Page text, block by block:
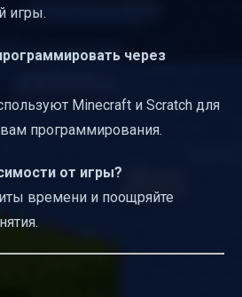
игры.
через
Minecraft и Scratch для
программирования.
от игры?
времени и поощряйте